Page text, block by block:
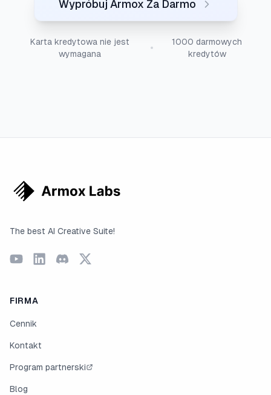
Wypróbuj Armox Za Darmo
Karta kredytowa nie jest
wymagana
1000 darmowych
kredytów
The best AI Creative Suite!
FIRMA
Cennik
Kontakt
Program partnerski
Blog